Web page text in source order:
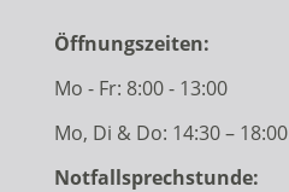
Öffnungszeiten:
Mo - Fr: 8:00 - 13:00
Mo, Di & Do: 14:30 – 18:00
Notfallsprechstunde: